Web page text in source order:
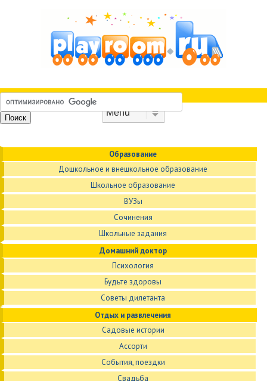
Образование
Дошкольное и внешкольное образование
Школьное образование
ВУЗы
Сочинения
Школьные задания
Домашний доктор
Психология
Будьте здоровы
Советы дилетанта
Отдых и развлечения
Садовые истории
Ассорти
События, поездки
Свадьба